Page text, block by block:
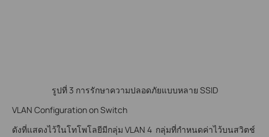
รูปที่ 3 การรักษาความปลอดภัยแบบหลาย SSID
VLAN Configuration on Switch
ดังที่แสดงไว้ในโทโพโลยีมีกลุ่ม VLAN 4 กลุ่มที่กำหนดค่าไว้บนสวิตช์